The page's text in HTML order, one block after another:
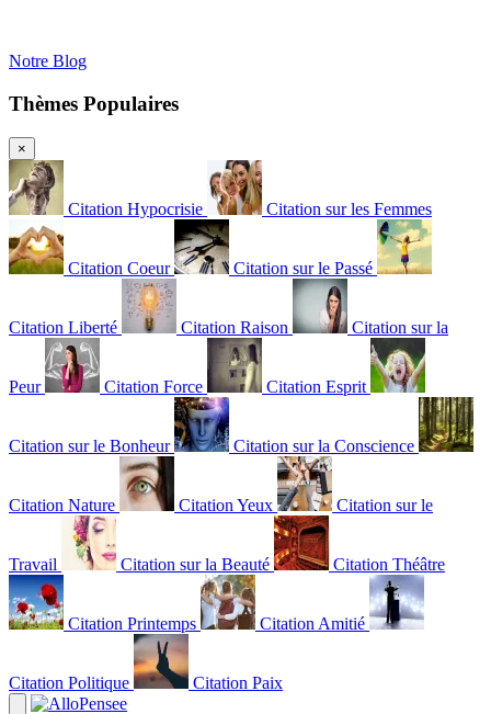
Notre Blog
Thèmes Populaires
×
Citation Hypocrisie Citation sur les Femmes
Citation Coeur Citation sur le Passé
Citation Liberté Citation Raison Citation sur la
Peur Citation Force Citation Esprit
Citation sur le Bonheur Citation sur la Conscience
Citation Nature Citation Yeux Citation sur le
Travail Citation sur la Beauté Citation Théâtre
Citation Printemps Citation Amitié
Citation Politique Citation Paix